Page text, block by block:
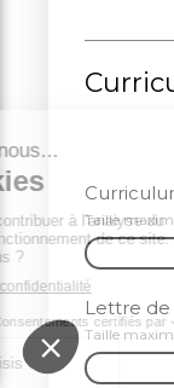
Taille
Lettre
Taille